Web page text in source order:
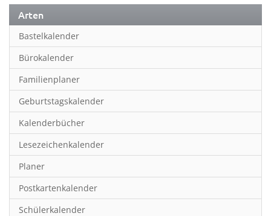
Essen & Trinken
Familienplaner
Fantasy
Film
Fotokunst
Frauen
Fußball
Geburtstagskalender
Hobby & Basteln
Humor & Cartoon
Arten
Bastelkalender
Bürokalender
Familienplaner
Geburtstagskalender
Kalenderbücher
Lesezeichenkalender
Planer
Postkartenkalender
Schülerkalender